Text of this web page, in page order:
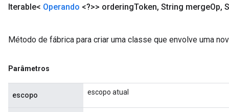
Iterable< Operando <?>> orderingToken, String mergeOp,
Método de fábrica para criar uma classe que envolve uma
Parâmetros
escopo escopo atual